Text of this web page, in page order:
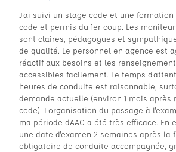
J'ai suivi un stage code et une formation
code et permis du 1er coup. Les
sont claires, pédagogues et
de qualité. Le personnel en agence est
réactif aux besoins et les
accessibles facilement. Le temps
heures de conduite est raisonnable,
demande actuelle (environ 1 mois après
code). L'organisation du passage à
ma période d'AAC a été très efficace. En
une date d'examen 2 semaines après la
obligatoire de conduite accompagnée,